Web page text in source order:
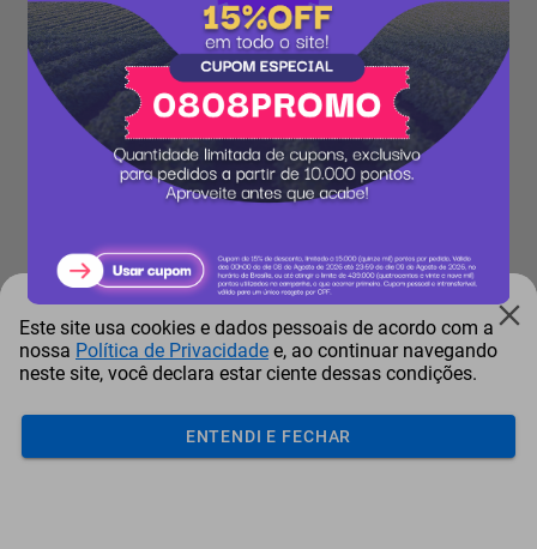
Este site usa cookies e dados pessoais de acordo com a
nossa Política de Privacidade e, ao continuar navegando
neste site, você declara estar ciente dessas condições.
ENTENDI E FECHAR